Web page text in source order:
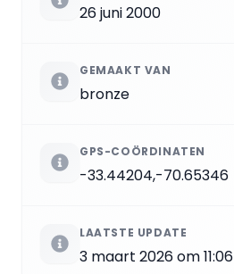
26 juni 2000
GEMAAKT VAN
bronze
GPS-COÖRDINATEN
-33.44204,-70.65346
LAATSTE UPDATE
3 maart 2026 om 11:06